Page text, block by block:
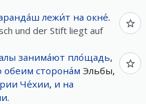
лежи́т на окне́.
und der Stift liegt auf
занима́ют пло́щадь,
обеим сторона́м Эльбы,
Че́хии, и на
.